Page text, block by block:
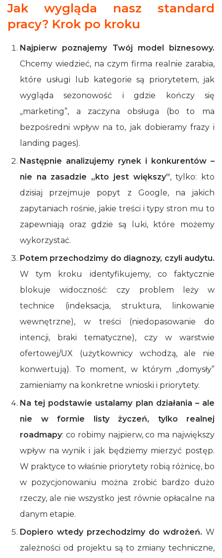
Jak wygląda nasz standard
pracy? Krok po kroku
Najpierw poznajemy Twój model biznesowy.
Chcemy wiedzieć, na czym firma realnie zarabia,
które usługi lub kategorie są priorytetem, jak
wygląda sezonowość i gdzie kończy się
„marketing”, a zaczyna obsługa (bo to ma
bezpośredni wpływ na to, jak dobieramy frazy i
landing pages).
Następnie analizujemy rynek i konkurentów –
nie na zasadzie „kto jest większy”, tylko: kto
dzisiaj przejmuje popyt z Google, na jakich
zapytaniach rośnie, jakie treści i typy stron mu to
zapewniają oraz gdzie są luki, które możemy
wykorzystać.
Potem przechodzimy do diagnozy, czyli audytu.
W tym kroku identyfikujemy, co faktycznie
blokuje widoczność: czy problem leży w
technice (indeksacja, struktura, linkowanie
wewnętrzne), w treści (niedopasowanie do
intencji, braki tematyczne), czy w warstwie
ofertowej/UX (użytkownicy wchodzą, ale nie
konwertują). To moment, w którym „domysły”
zamieniamy na konkretne wnioski i priorytety.
Na tej podstawie ustalamy plan działania – ale
nie w formie listy życzeń, tylko realnej
roadmapy: co robimy najpierw, co ma największy
wpływ na wynik i jak będziemy mierzyć postęp.
W praktyce to właśnie priorytety robią różnicę, bo
w pozycjonowaniu można zrobić bardzo dużo
rzeczy, ale nie wszystko jest równie opłacalne na
danym etapie.
Dopiero wtedy przechodzimy do wdrożeń. W
zależności od projektu są to zmiany techniczne,